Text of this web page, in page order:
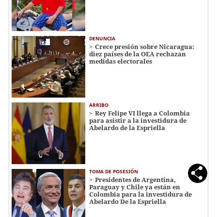
DENUNCIA
Crece presión sobre Nicaragua:
diez países de la OEA rechazan
medidas electorales
ARRIBO
Rey Felipe VI llega a Colombia
para asistir a la investidura de
Abelardo de la Espriella
TOMA DE POSESIÓN
Presidentes de Argentina,
Paraguay y Chile ya están en
Colombia para la investidura de
Abelardo De la Espriella